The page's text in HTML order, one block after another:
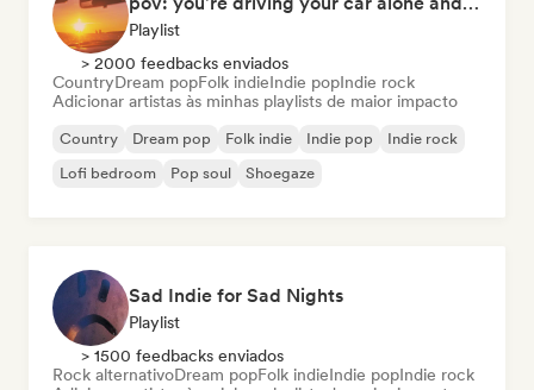
Playlist
> 2000 feedbacks enviados
CountryDream popFolk indieIndie popIndie rock
Adicionar artistas às minhas playlists de maior impacto
Country Dream pop Folk indie Indie pop
Indie rock
Lofi bedroom
Pop soul Shoegaze
Sad Indie for Sad Nights
Playlist
> 1500 feedbacks enviados
Rock alternativoDream popFolk indieIndie popIndie rock